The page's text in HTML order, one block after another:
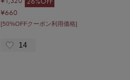
¥660
[50%OFFクーポン利用価格]
14